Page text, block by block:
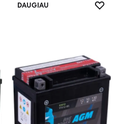
IŠSAUGOTIDAUGIAU